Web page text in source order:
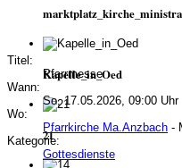
Kapelle_in_Oed
21
Titel:
Pfarrmesse
Wann:
So, 17.05.2026, 09:00 Uhr
Wo:
Pfarrkirche Ma.Anzbach -
Kategorie:
Gottesdienste